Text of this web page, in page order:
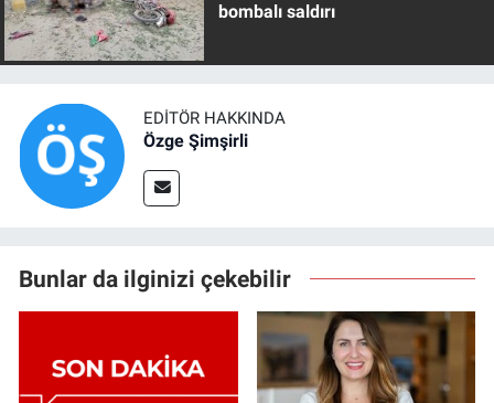
bombalı saldırı
EDITÖR HAKKINDA
Özge Şimşirli
Bunlar da ilginizi çekebilir